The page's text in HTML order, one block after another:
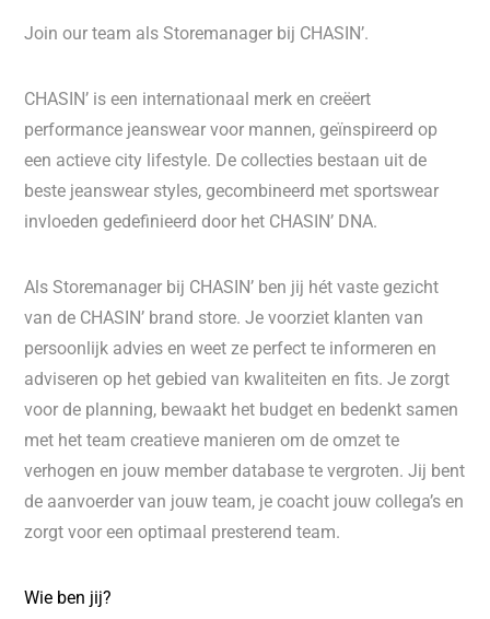
Join our team als Storemanager bij CHASIN’.
CHASIN’ is een internationaal merk en creëert
performance jeanswear voor mannen, geïnspireerd op
een actieve city lifestyle. De collecties bestaan uit de
beste jeanswear styles, gecombineerd met sportswear
invloeden gedefinieerd door het CHASIN’ DNA.
Als Storemanager bij CHASIN’ ben jij hét vaste gezicht
van de CHASIN’ brand store. Je voorziet klanten van
persoonlijk advies en weet ze perfect te informeren en
adviseren op het gebied van kwaliteiten en fits. Je zorgt
voor de planning, bewaakt het budget en bedenkt samen
met het team creatieve manieren om de omzet te
verhogen en jouw member database te vergroten. Jij bent
de aanvoerder van jouw team, je coacht jouw collega’s en
zorgt voor een optimaal presterend team.
Wie ben jij?